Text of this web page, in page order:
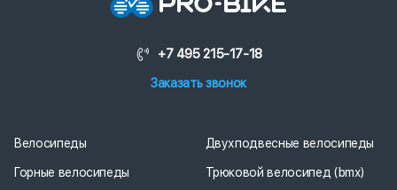
+7 495 215-17-18
Заказать звонок
Велосипеды
Горные велосипеды
Двухподвесные велосипеды
Трюковой велосипед (bmx)